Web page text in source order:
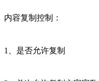
内容复制控制：
1、是否允许复制